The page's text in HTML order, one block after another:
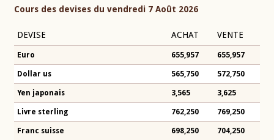
Cours des devises du vendredi 7 Août 2026
DEVISE ACHAT VENTE
Euro 655,957 655,957
Dollar us 565,750 572,750
Yen japonais 3,565 3,625
Livre sterling 762,250 769,250
Franc suisse 698,250 704,250